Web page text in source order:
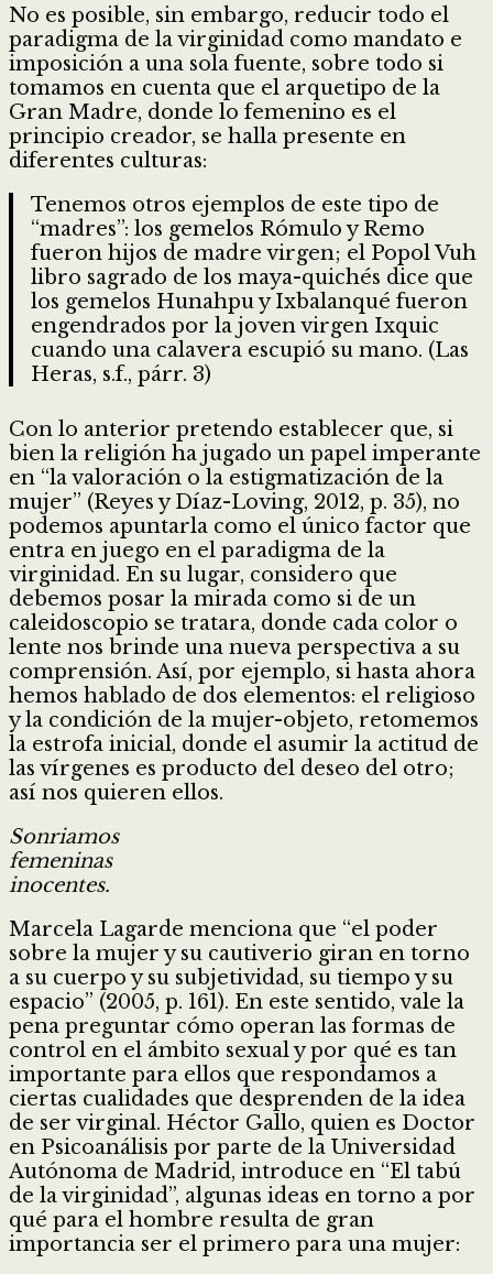
No es posible, sin embargo, reducir todo el
paradigma de la virginidad como mandato e
imposición a una sola fuente, sobre todo si
tomamos en cuenta que el arquetipo de la
Gran Madre, donde lo femenino es el
principio creador, se halla presente en
diferentes culturas:
Tenemos otros ejemplos de este tipo de
“madres”: los gemelos Rómulo y Remo
fueron hijos de madre virgen; el Popol Vuh
libro sagrado de los maya-quichés dice que
los gemelos Hunahpu y Ixbalanqué fueron
engendrados por la joven virgen Ixquic
cuando una calavera escupió su mano. (Las
Heras, s.f., párr. 3)
Con lo anterior pretendo establecer que, si
bien la religión ha jugado un papel imperante
en “la valoración o la estigmatización de la
mujer” (Reyes y Díaz-Loving, 2012, p. 35), no
podemos apuntarla como el único factor que
entra en juego en el paradigma de la
virginidad. En su lugar, considero que
debemos posar la mirada como si de un
caleidoscopio se tratara, donde cada color o
lente nos brinde una nueva perspectiva a su
comprensión. Así, por ejemplo, si hasta ahora
hemos hablado de dos elementos: el religioso
y la condición de la mujer-objeto, retomemos
la estrofa inicial, donde el asumir la actitud de
las vírgenes es producto del deseo del otro;
así nos quieren ellos.
Sonriamos
femeninas
inocentes.
Marcela Lagarde menciona que “el poder
sobre la mujer y su cautiverio giran en torno
a su cuerpo y su subjetividad, su tiempo y su
espacio” (2005, p. 161). En este sentido, vale la
pena preguntar cómo operan las formas de
control en el ámbito sexual y por qué es tan
importante para ellos que respondamos a
ciertas cualidades que desprenden de la idea
de ser virginal. Héctor Gallo, quien es Doctor
en Psicoanálisis por parte de la Universidad
Autónoma de Madrid, introduce en “El tabú
de la virginidad”, algunas ideas en torno a por
qué para el hombre resulta de gran
importancia ser el primero para una mujer: